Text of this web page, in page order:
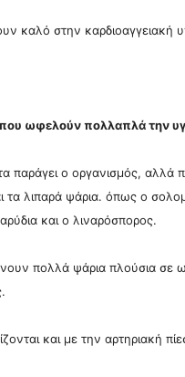
καλό στην καρδιοαγγειακή
ωφελούν πολλαπλά την
παράγει ο οργανισμός, αλλά
τα λιπαρά ψάρια. όπως ο
και ο λιναρόσπορος.
πολλά ψάρια πλούσια σε
και με την αρτηριακή